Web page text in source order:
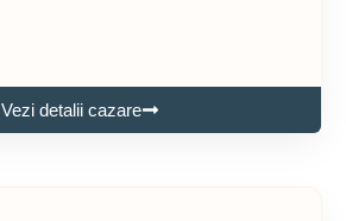
Vezi detalii cazare